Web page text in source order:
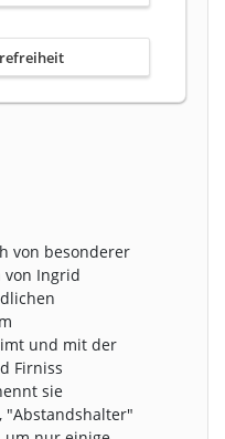
von besonderer
von Ingrid
und mit der
Firniss
sie
"Abstandshalter"